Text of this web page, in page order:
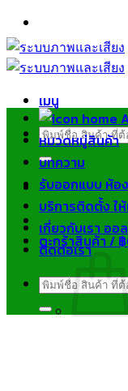
ข้าม
ไป
ยัง
เมนู
ค้นหา:
ตะกร้าสินค้า /฿
หมวดหมู่สินค้า
บทความ
รับออกแบบ ห้อ
บริการติดตั้ง ให้
เกี่ยวกับเรา ออ
ติดต่อเรา
ค้นหา: